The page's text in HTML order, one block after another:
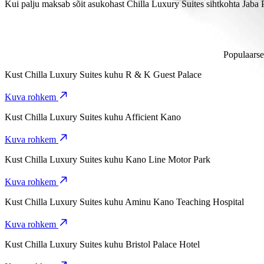
Sõidukategooriat Keke kasutades kulub asukohast Chilla Luxury
Kui palju maksab sõit asukohast Chilla Luxury Suites sihtkohta Jaba
Sõidukategooriat Keke kasutades maksab sõit asukohast Chilla
Kust Chilla Luxury Suites kuhu R & K Guest Palace
Kuva rohkem
Kust Chilla Luxury Suites kuhu Afficient Kano
Kuva rohkem
Kust Chilla Luxury Suites kuhu Kano Line Motor Park
Kuva rohkem
Kust Chilla Luxury Suites kuhu Aminu Kano Teaching Hospital
Kuva rohkem
Kust Chilla Luxury Suites kuhu Bristol Palace Hotel